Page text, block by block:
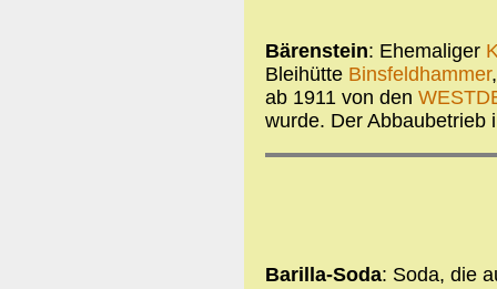
Bärenstein: Ehemaliger
Bleihütte Binsfeldhammer
ab 1911 von den
wurde. Der Abbaubetrieb
Barilla-Soda: Soda, die